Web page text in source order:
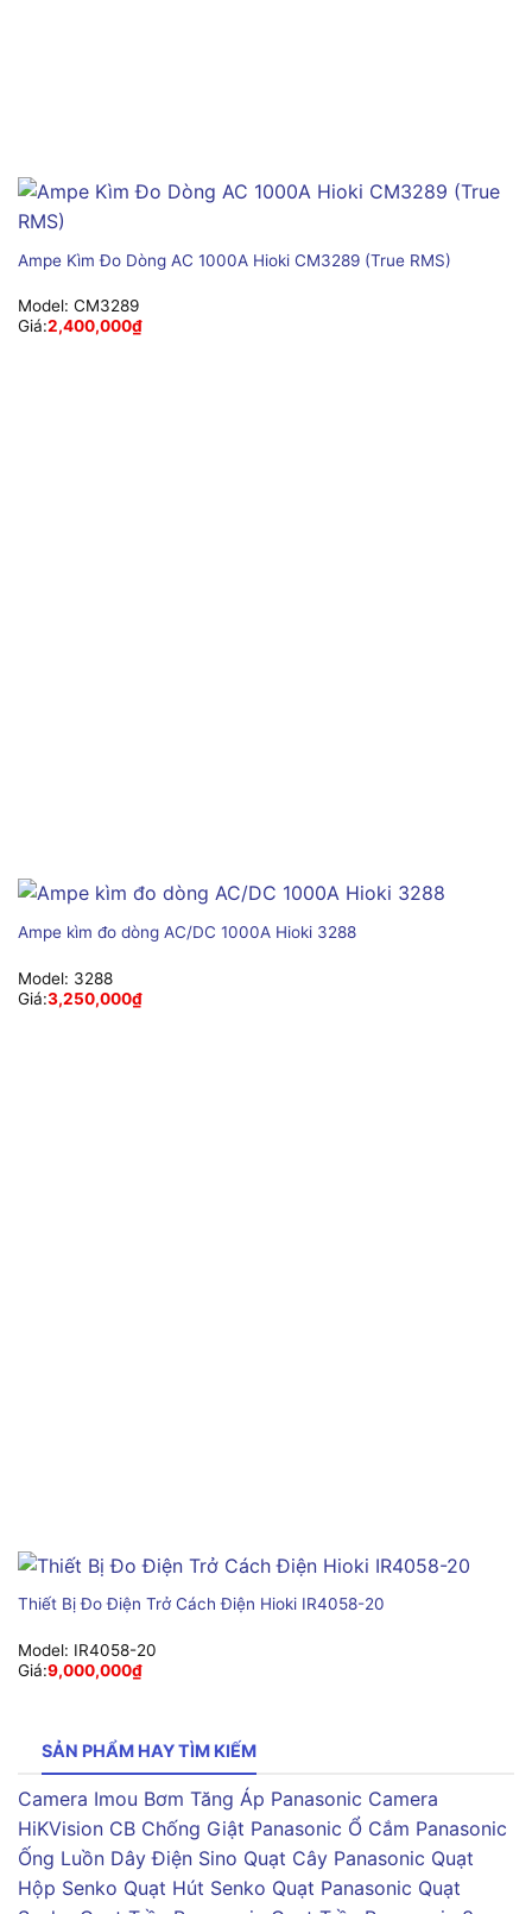
Ampe Kìm Đo Dòng AC 1000A Hioki CM3289 (True RMS)
Model: CM3289
Giá:2,400,000₫
Ampe kìm đo dòng AC/DC 1000A Hioki 3288
Model: 3288
Giá:3,250,000₫
Thiết Bị Đo Điện Trở Cách Điện Hioki IR4058-20
Model: IR4058-20
Giá:9,000,000₫
SẢN PHẨM HAY TÌM KIẾM
Camera Imou Bơm Tăng Áp Panasonic Camera
HiKVision CB Chống Giật Panasonic Ổ Cắm Panasonic
Ống Luồn Dây Điện Sino Quạt Cây Panasonic Quạt
Hộp Senko Quạt Hút Senko Quạt Panasonic Quạt